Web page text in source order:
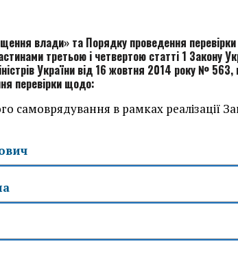
влади» та Порядку проведення
третьою і четвертою статті 1 Закону
України від 16 жовтня 2014 року № 563,
перевірки щодо:
самоврядування в рамках реалізації